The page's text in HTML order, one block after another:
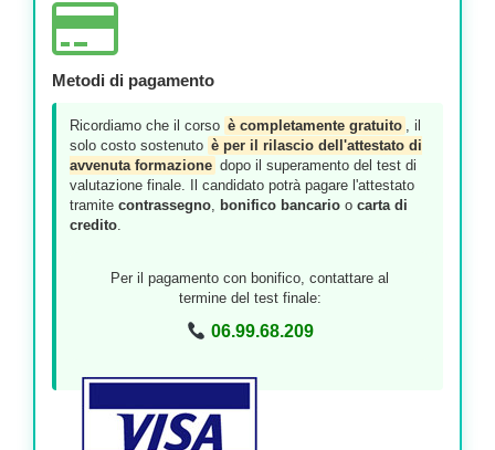
Metodi di pagamento
Ricordiamo che il corso è completamente gratuito , il
solo costo sostenuto è per il rilascio dell'attestato di
avvenuta formazione dopo il superamento del test di
valutazione finale. Il candidato potrà pagare l'attestato
tramite contrassegno, bonifico bancario o carta di
credito.
Per il pagamento con bonifico, contattare al
termine del test finale:
06.99.68.209